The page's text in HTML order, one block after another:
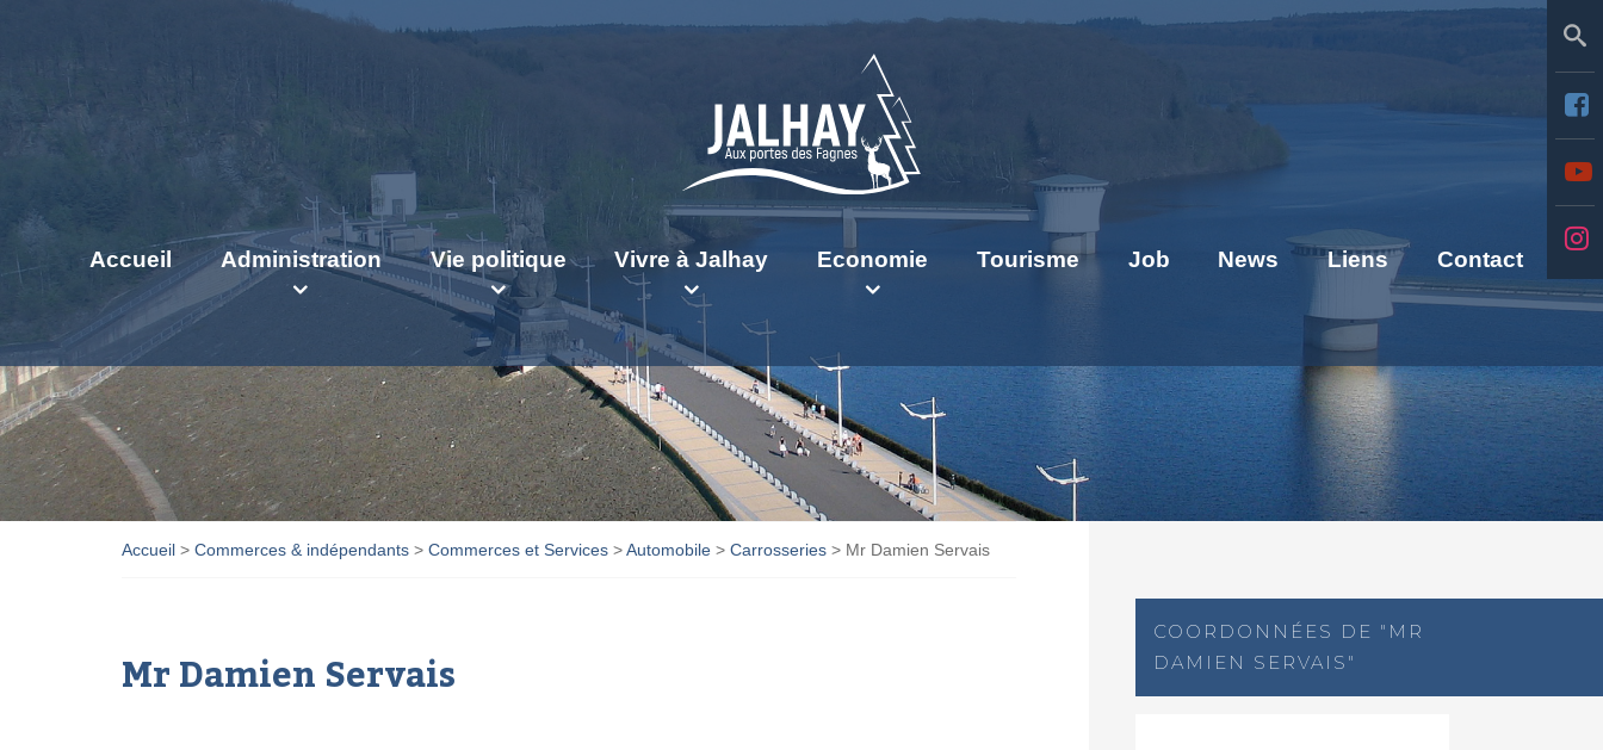
Accueil Administration Vie politique Vivre à Jalhay Economie Tourisme Job News Liens Contact
Accueil > Commerces & indépendants > Commerces et Services >Automobile > Carrosseries > Mr Damien Servais
Mr Damien Servais
COORDONNÉES DE "MR
DAMIEN SERVAIS"